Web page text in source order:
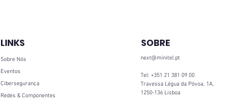
LINKS
Sobre Nós
Eventos
Cibersegurança
Redes & Componentes
SOBRE
next@minitel.pt
Tel: +351 21 381 09 00
Travessa Légua da Póvoa, 1A,
1250-136 Lisboa